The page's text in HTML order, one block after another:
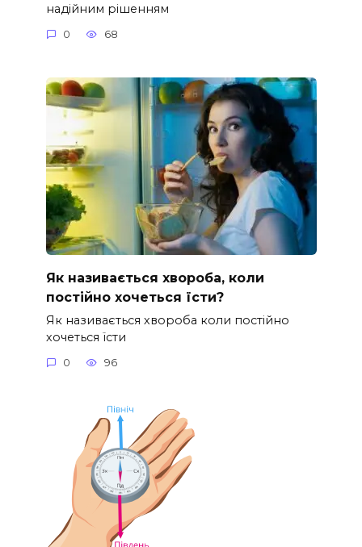
надійним рішенням
0 68
Як називається хвороба, коли
постійно хочеться їсти?
Як називається хвороба коли постійно
хочеться їсти
0 96